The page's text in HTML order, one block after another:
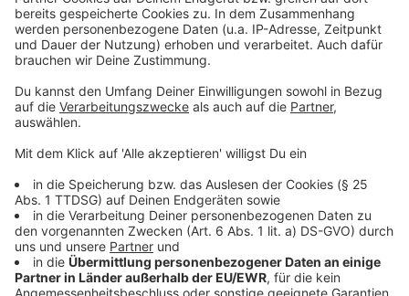
zufrieden
Anzeige
Auch der Opladener Weihnachtsmarkt beendet am 30.
Dezember seine Saison. Man sei grundsätzlich
zufrieden, könne die Einschätzung zu Umsatz und
hofft der Veranstalter, wieder mehr Auftritte auf dem
Weihnachtsmarkt bieten zu können. Viele der Verträge
der Stammhändler für nächstes Jahr seien jetzt schon
unterschrieben zurück - damit kann 2025 kommen,
heißt es.